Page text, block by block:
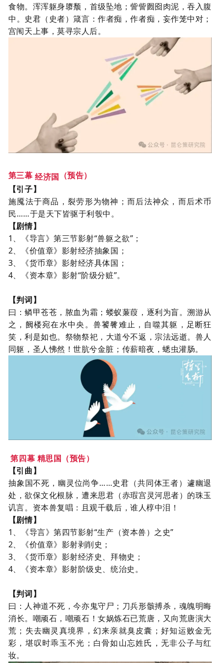
食物。浑浑躯身隳颓，首级坠地；訾訾囫囵肉泥，吞入腹
中。史君（史者）箴言：作者痴，作者痴，妄作笼中对；
宫闱天上事，莫寻宗人后。
第三幕 经济国 （预告）
【引子】
施魇法于商品， 裂劳形为物神；而后法神众，而后术币
民……于是天下皆驱于利彀中。
【剧情】
1、
《导言》第三节影射“兽躯之欲”；
2、
《价值章》影射经济抽象国；
3、
《货币章》影射经济具体国；
4、
《资本章》影射“阶级分赃”。
【判词】
曰：鳞甲苍苍，脓血为霜；蝼蚁蒹葭，逐利为盲。溯游从
之，阙楼宛在水中央。兽饕餮难止，自噬其躯，足断狂
笑，利是如也。祭物祭祀，大道兮不返，宗法远逝。兽人
同躯，圣人怫然！世肮兮金脏；传薪暗夜，蟋虫灌肠。
第四幕 精思国 （预告）
【引曲】
抽象国不死，幽灵位尚争……史君（共同体王者）遽幽退
处，欲保文化根脉，遭来思君（赤瑕宫灵河思者）的珠玉
讥言。资本兽复唱：且观千载后，谁人椁中泪！
【剧情】
1、
《导言》第四节影射“生产（资本兽）之史”
2、
《价值章》影射剥削史；
3、
《货币章》影射经济史、拜物史；
4、
《资本章》影射阶级史、统治史。
【判词】
曰：人神道不死，今亦鬼守尸；刀兵形骸搏杀，魂魄明晦
消长。嘲顽石，嘲顽石！女娲炼石已荒唐，又向荒唐演大
荒；失去幽灵真境界，幻来亲就臭皮囊；好知运败金无
彩，堪叹时乖玉不光；白骨如山忘姓氏，无非公子与红
妆。